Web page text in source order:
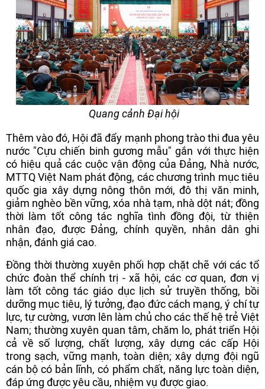
Quang cảnh Đại hội
Thêm vào đó, Hội đã đẩy mạnh phong trào thi đua yêu
nước "Cựu chiến binh gương mẫu" gắn với thực hiện
có hiệu quả các cuộc vận động của Đảng, Nhà nước,
MTTQ Việt Nam phát động, các chương trình mục tiêu
quốc gia xây dựng nông thôn mới, đô thị văn minh,
giảm nghèo bền vững, xóa nhà tạm, nhà dột nát; đồng
thời làm tốt công tác nghĩa tình đồng đội, từ thiện
nhân đạo, được Đảng, chính quyền, nhân dân ghi
nhận, đánh giá cao.
Đồng thời thường xuyên phối hợp chặt chẽ với các tổ
chức đoàn thể chính trị - xã hội, các cơ quan, đơn vị
làm tốt công tác giáo dục lịch sử truyền thống, bồi
dưỡng mục tiêu, lý tưởng, đạo đức cách mạng, ý chí tự
lực, tự cường, vươn lên làm chủ cho các thế hệ trẻ Việt
Nam; thường xuyên quan tâm, chăm lo, phát triển Hội
cả về số lượng, chất lượng, xây dựng các cấp Hội
trong sạch, vững mạnh, toàn diện; xây dựng đội ngũ
cán bộ có bản lĩnh, có phẩm chất, năng lực toàn diện,
đáp ứng được yêu cầu, nhiệm vụ được giao.